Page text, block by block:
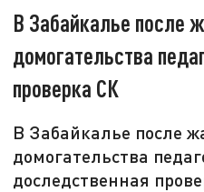
В Забайкалье после
домогательства
проверка СК
В Забайкалье после
домогательства
доследственная